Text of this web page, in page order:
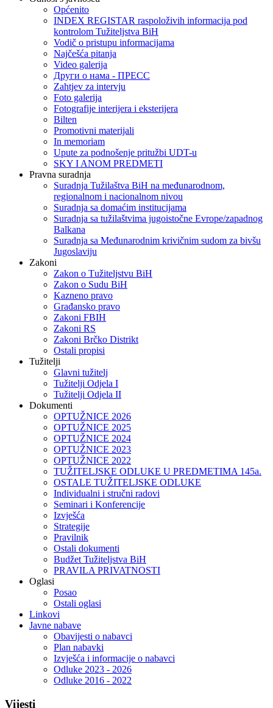
Općenito
INDEX REGISTAR raspoloživih informacija pod
kontrolom Tužiteljstva BiH
Vodič o pristupu informacijama
Najčešća pitanja
Video galerija
Други о нама - ПРЕСC
Zahtjev za intervju
Foto galerija
Fotografije interijera i eksterijera
Bilten
Promotivni materijali
In memoriam
Upute za podnošenje pritužbi UDT-u
SKY I ANOM PREDMETI
Pravna suradnja
Suradnja Tužilaštva BiH na međunarodnom,
regionalnom i nacionalnom nivou
Suradnja sa domaćim institucijama
Suradnja sa tužilaštvima jugoistočne Evrope/zapadnog
Balkana
Suradnja sa Međunarodnim krivičnim sudom za bivšu
Jugoslaviju
Zakoni
Zakon o Тužiteljstvu BiH
Zakon o Sudu BiH
Kazneno pravo
Građansko pravo
Zakoni FBIH
Zakoni RS
Zakoni Brčko Distrikt
Ostali propisi
Tužitelji
Glavni tužitelj
Tužitelji Odjela I
Tužitelji Odjela II
Dokumenti
OPTUŽNICE 2026
OPTUŽNICE 2025
OPTUŽNICE 2024
OPTUŽNICE 2023
OPTUŽNICE 2022
TUŽITELJSKE ODLUKE U PREDMETIMA 145a.
OSTALE TUŽITELJSKE ODLUKE
Individualni i stručni radovi
Seminari i Konferencije
Izvješća
Strategije
Pravilnik
Ostali dokumenti
Budžet Tužiteljstva BiH
PRAVILA PRIVATNOSTI
Oglasi
Posao
Ostali oglasi
Linkovi
Javne nabave
Obavijesti o nabavci
Plan nabavki
Izvješća i informacije o nabavci
Odluke 2023 - 2026
Odluke 2016 - 2022
Vijesti